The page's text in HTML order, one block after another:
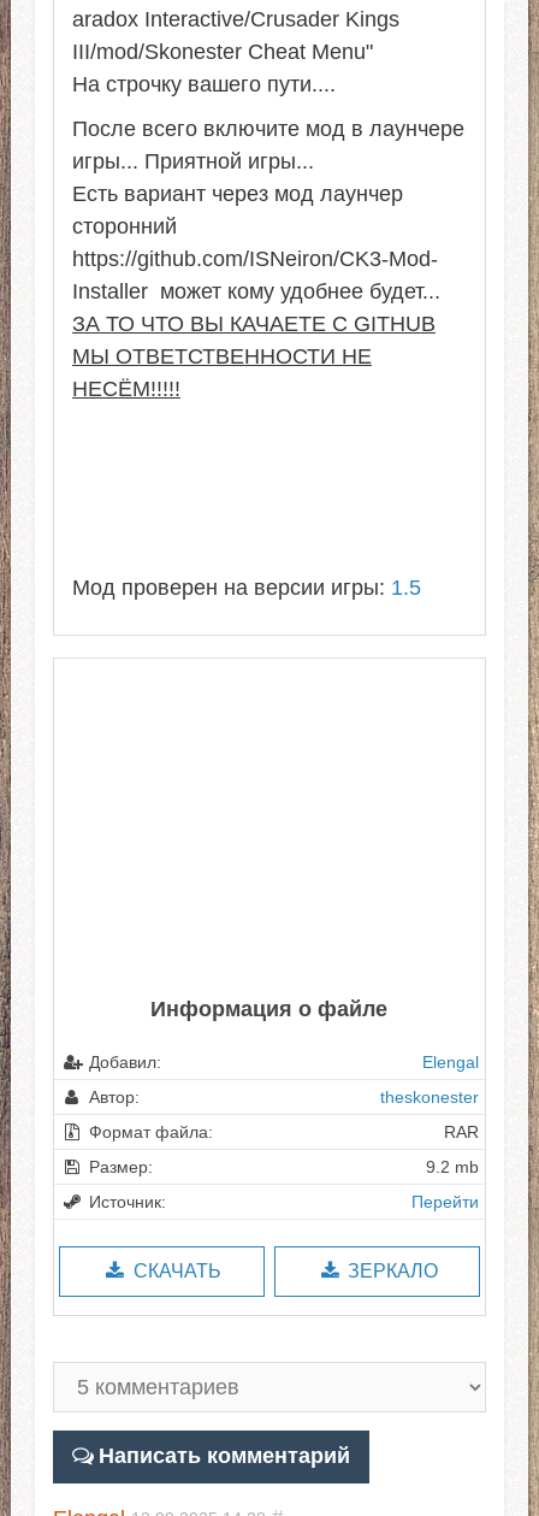
aradox Interactive/Crusader Kings
III/mod/Skonester Cheat Menu"
На строчку вашего пути....
После всего включите мод в лаунчере
игры... Приятной игры...
Есть вариант через мод лаунчер
сторонний
https://github.com/ISNeiron/CK3-Mod-
Installer может кому удобнее будет...
ЗА ТО ЧТО ВЫ КАЧАЕТЕ С GITHUB
МЫ ОТВЕТСТВЕННОСТИ НЕ
НЕСЁМ!!!!!
Мод проверен на версии игры: 1.5
Информация о файле
Добавил:
Elengal
Автор:
theskonester
Формат файла:
RAR
Размер:
9.2 mb
Источник:
Перейти
СКАЧАТЬ ЗЕРКАЛО
Написать комментарий